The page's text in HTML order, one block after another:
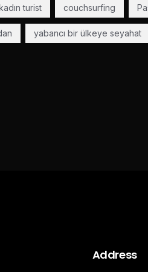
turist couchsurfing
yabancı bir ülkeye seyahat
Address